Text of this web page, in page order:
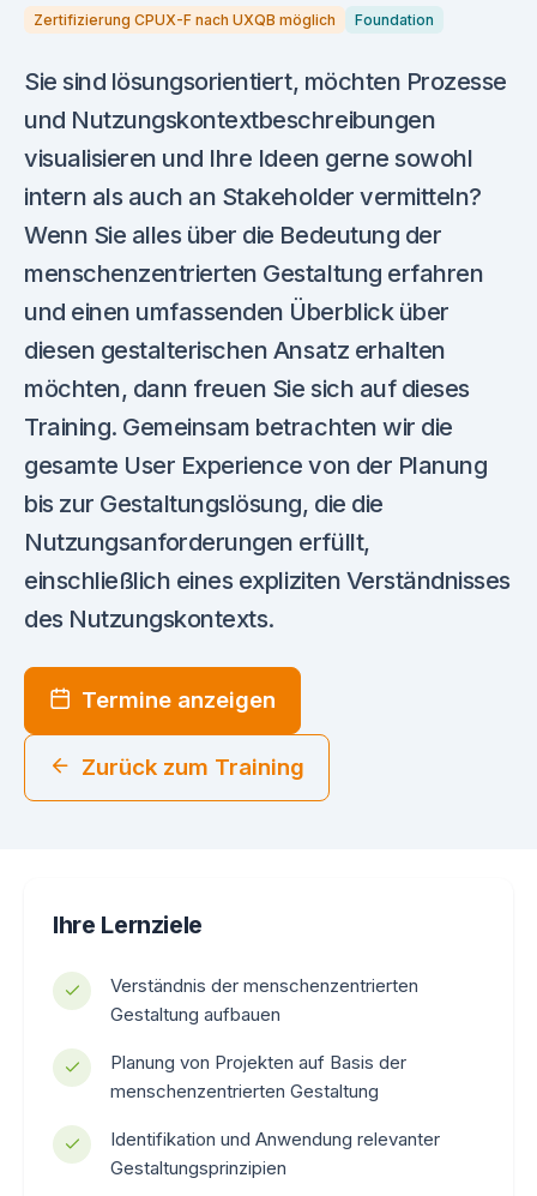
Zertifizierung CPUX-F nach UXQB möglich Foundation
Sie sind lösungsorientiert, möchten Prozesse
und Nutzungskontextbeschreibungen
visualisieren und Ihre Ideen gerne sowohl
intern als auch an Stakeholder vermitteln?
Wenn Sie alles über die Bedeutung der
menschenzentrierten Gestaltung erfahren
und einen umfassenden Überblick über
diesen gestalterischen Ansatz erhalten
möchten, dann freuen Sie sich auf dieses
Training. Gemeinsam betrachten wir die
gesamte User Experience von der Planung
bis zur Gestaltungslösung, die die
Nutzungsanforderungen erfüllt,
einschließlich eines expliziten Verständnisses
des Nutzungskontexts.
Termine anzeigen
Zurück zum Training
Ihre Lernziele
Verständnis der menschenzentrierten
Gestaltung aufbauen
Planung von Projekten auf Basis der
menschenzentrierten Gestaltung
Identifikation und Anwendung relevanter
Gestaltungsprinzipien